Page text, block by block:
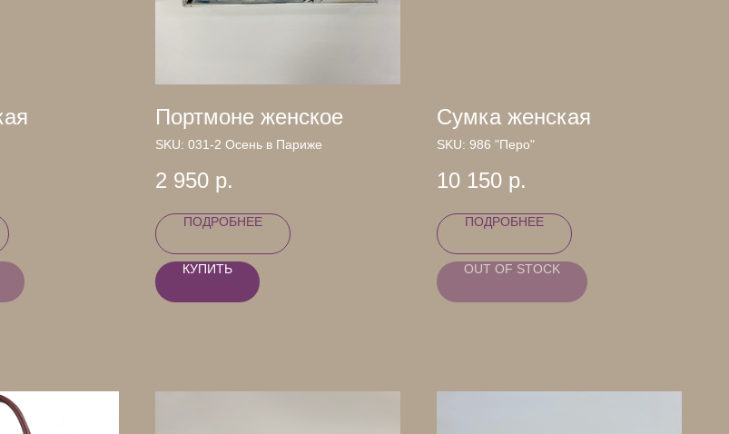
Портмоне женское
SKU: 031-2 Осень в Париже
2 950 р.
ПОДРОБНЕЕ
КУПИТЬ
Сумка женская
SKU: 986 "Перо"
10 150 р.
ПОДРОБНЕЕ
OUT OF STOCK